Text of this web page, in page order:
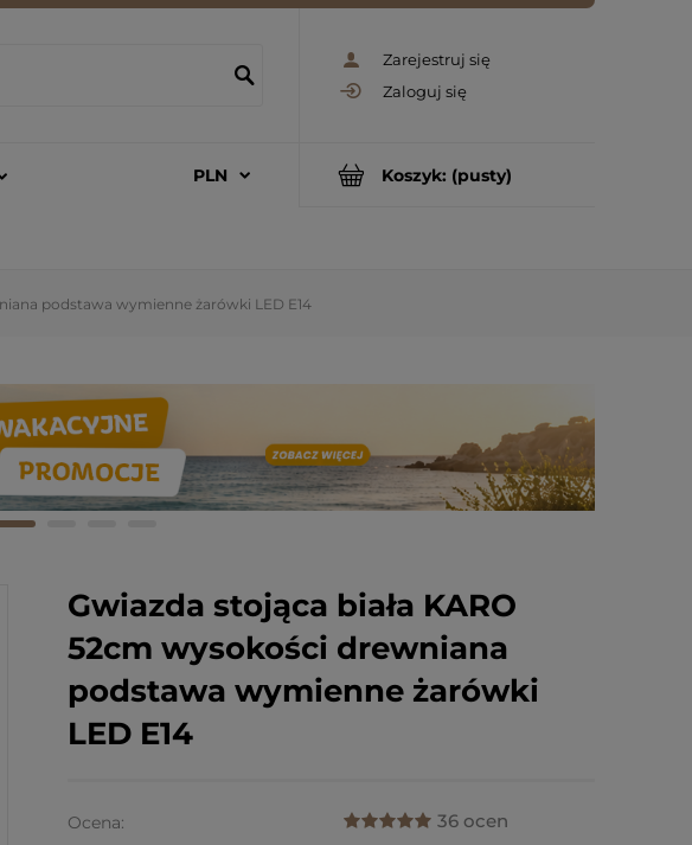
Zarejestruj się
Zaloguj się
Koszyk: (pusty)
podstawa wymienne żarówki LED E14
Gwiazda stojąca biała KARO
52cm wysokości drewniana
podstawa wymienne żarówki
LED E14
Ocena: 36 ocen